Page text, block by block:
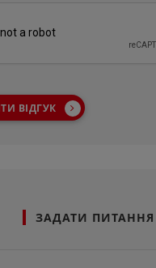
ВІДГУК
ЗАДАТИ ПИТАННЯ